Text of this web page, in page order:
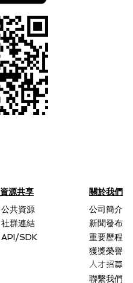
資源共享
公共資源
API/SDK
社群連結
關於我們
公司簡介
新聞發布
重要歷程
獲獎榮譽
人才招募
聯繫我們